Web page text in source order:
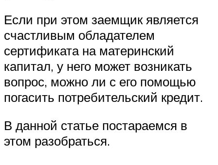
Если при этом заемщик является
счастливым обладателем
сертификата на материнский
капитал, у него может возникать
вопрос, можно ли с его помощью
погасить потребительский кредит.
В данной статье постараемся в
этом разобраться.